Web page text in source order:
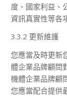
度、國家利益、
資訊真實性等各
3.3.2 更新維護
您應當及時更新
體企業品牌顧問
機體企業品牌顧
您應當配合提供